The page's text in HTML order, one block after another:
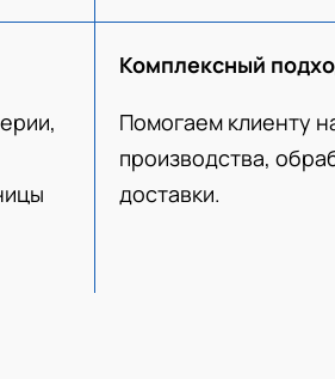
Комплексный
Помогаем клиенту
производства,
доставки.